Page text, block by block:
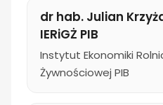
dr hab. Julian
IERiGŻ PIB
Instytut Ekonomiki
Żywnościowej PIB